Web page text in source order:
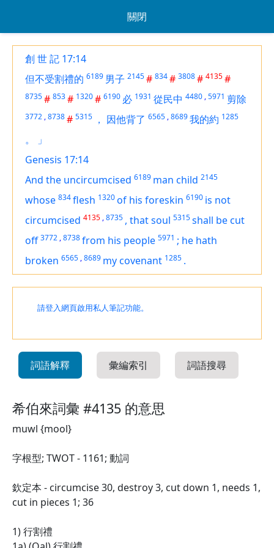
關閉
創 世 記 17:14
但不受割禮的 6189 男子 2145# 834# 3808# 4135#
8735# 853# 1320# 6190 必 1931 從民中 4480 ,5971 剪除
3772 ,8738# 5315 ， 因他背了 6565 ,8689我的約 1285
。
」
Genesis 17:14
And the uncircumcised 6189 man child 2145
whose 834flesh 1320of his foreskin 6190 is not
circumcised 4135 ,8735 , that soul 5315shall be cut
off 3772 ,8738from his people 5971 ; he hath
broken 6565 ,8689 my covenant 1285 .
請登入網頁啟用私人筆記功能。
詞語解釋 彙編索引 詞語搜尋
希伯來詞彙 #4135 的意思
muwl {mool}
字根型; TWOT - 1161; 動詞
欽定本 - circumcise 30, destroy 3, cut down 1, needs 1,
cut in pieces 1; 36
1) 行割禮